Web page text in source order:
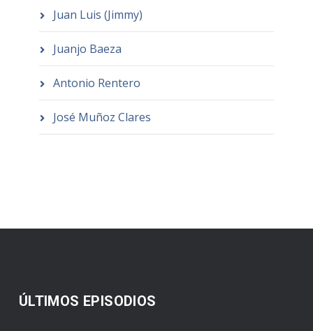
Juan Luis (Jimmy)
Juanjo Baeza
Antonio Rentero
José Muñoz Clares
ÚLTIMOS EPISODIOS